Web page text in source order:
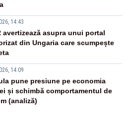
14:43
avertizează asupra unui portal
din Ungaria care scumpește
14:09
pune presiune pe economia
și schimbă comportamentul de
(analiză)